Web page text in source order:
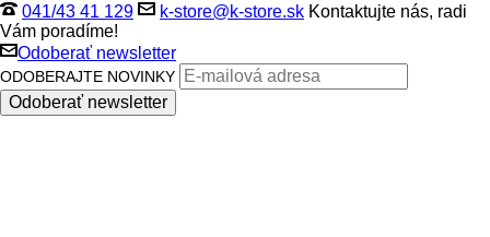
041/43 41 129 k-store@k-store.sk Kontaktujte nás, radi
Vám poradíme!
Odoberať newsletter
ODOBERAJTE NOVINKY